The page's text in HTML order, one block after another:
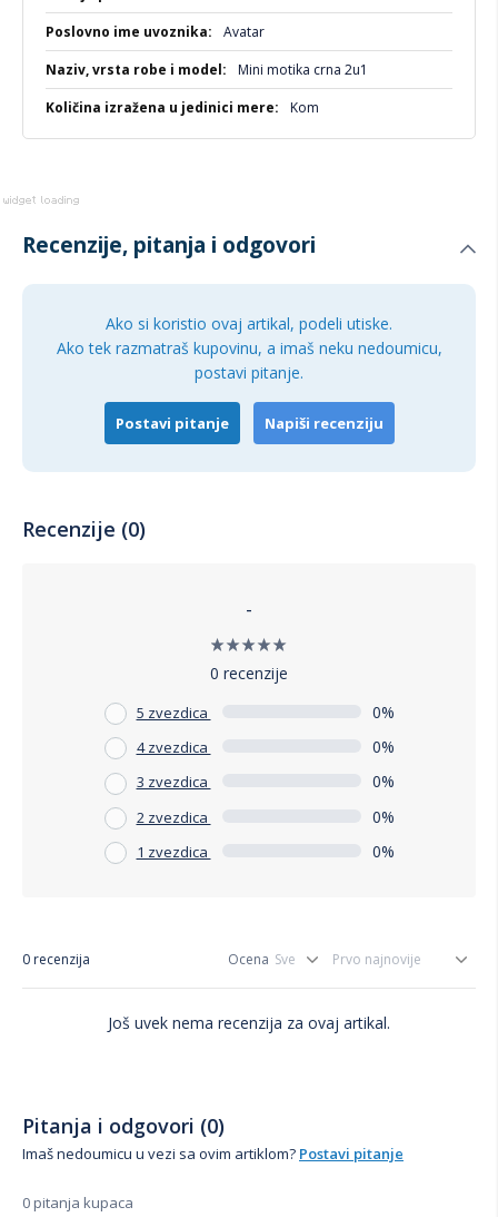
možemo garantovati potpunu tačnost svih informacija bez
eventualnih grešaka.
Avatar
Mini motika crna 2u1
Kom
Recenzije, pitanja i odgovori
Ako si koristio ovaj artikal, podeli utiske.
Ako tek razmatraš kupovinu, a imaš neku nedoumicu,
postavi pitanje.
Postavi pitanje Napiši recenziju
Recenzije (0)
-
0 recenzije
5 zvezdica 0%
4 zvezdica 0%
3 zvezdica 0%
2 zvezdica 0%
1 zvezdica 0%
0 recenzija Ocena
Još uvek nema recenzija za ovaj artikal.
Pitanja i odgovori (0)
Imaš nedoumicu u vezi sa ovim artiklom? Postavi pitanje
0 pitanja kupaca